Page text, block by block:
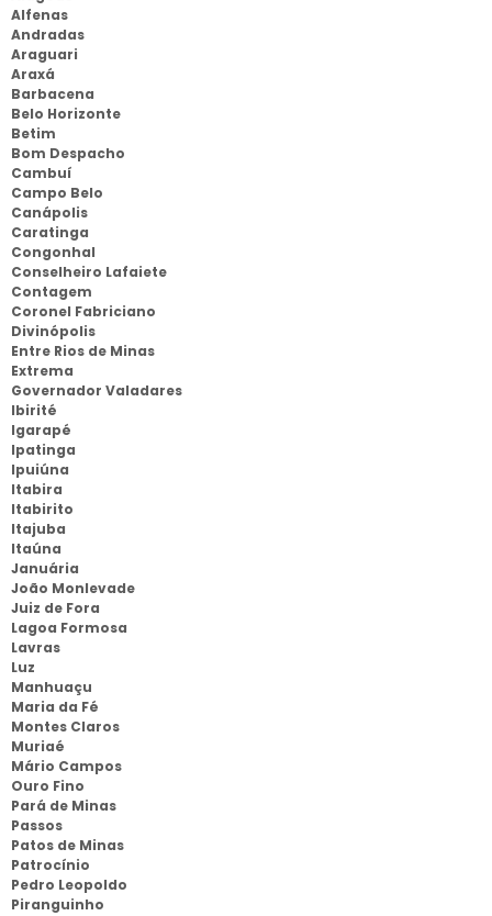
Alfenas
Andradas
Araguari
Araxá
Barbacena
Belo Horizonte
Betim
Bom Despacho
Cambuí
Campo Belo
Canápolis
Caratinga
Congonhal
Conselheiro Lafaiete
Contagem
Coronel Fabriciano
Divinópolis
Entre Rios de Minas
Extrema
Governador Valadares
Ibirité
Igarapé
Ipatinga
Ipuiúna
Itabira
Itabirito
Itajuba
Itaúna
Januária
João Monlevade
Juiz de Fora
Lagoa Formosa
Lavras
Luz
Manhuaçu
Maria da Fé
Montes Claros
Muriaé
Mário Campos
Ouro Fino
Pará de Minas
Passos
Patos de Minas
Patrocínio
Pedro Leopoldo
Piranguinho